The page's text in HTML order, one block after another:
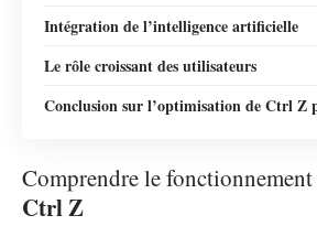
Intégration de l’intelligence artificielle
Le rôle croissant des utilisateurs
Conclusion sur l’optimisation de Ctrl
Comprendre le
Ctrl Z